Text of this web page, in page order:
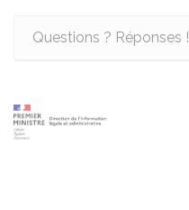
Questions ? Réponses !